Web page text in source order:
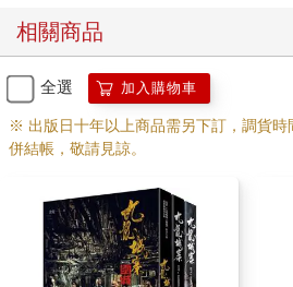
相關商品
全選 加入購物車
※ 出版日十年以上商品需另下訂，調貨時
併結帳，敬請見諒。